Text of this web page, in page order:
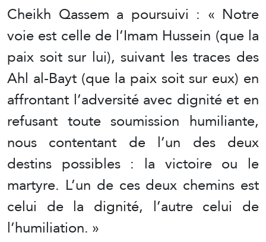
Cheikh Qassem a poursuivi : « Notre
voie est celle de l’Imam Hussein (que la
paix soit sur lui), suivant les traces des
Ahl al-Bayt (que la paix soit sur eux) en
affrontant l’adversité avec dignité et en
refusant toute soumission humiliante,
nous contentant de l’un des deux
destins possibles : la victoire ou le
martyre. L’un de ces deux chemins est
celui de la dignité, l’autre celui de
l’humiliation. »